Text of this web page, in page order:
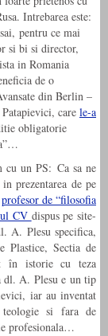
Intrebarea este:
pentru ce mai
si bi si director,
in Romania
de o
din Berlin –
care le-a
obligatorie
cu un PS: Ca sa ne
prezentarea de pe
profesor de “filosofia
CV dispus pe site-
A. Plesu specifica,
Plastice, Sectia de
în istorie cu teza
dl. A. Plesu e un tip
iar au inventat
si fara de
profesionala…